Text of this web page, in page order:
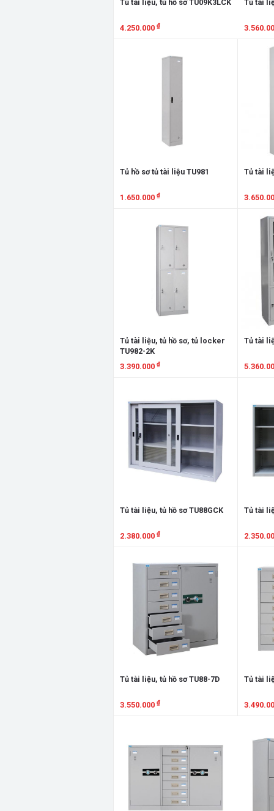
Tủ tài liệu, tủ hồ sơ TU09K3LCK
4.250.000 ₫
Tủ tài
Xem
Tủ hồ sơ tủ tài liệu TU981
1.650.000 ₫
Tủ tài
Xem
Tủ tài liệu, tủ hồ sơ, tủ locker
TU982-2K
3.390.000 ₫
Tủ tài
Tủ tài liệu, tủ hồ sơ TU88GCK
2.380.000 ₫
Tủ tài
Tủ tài liệu, tủ hồ sơ TU88-7D
3.550.000 ₫
Tủ tài